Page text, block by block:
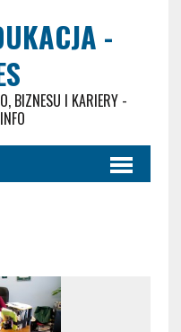
-
BIZNESU I KARIERY -